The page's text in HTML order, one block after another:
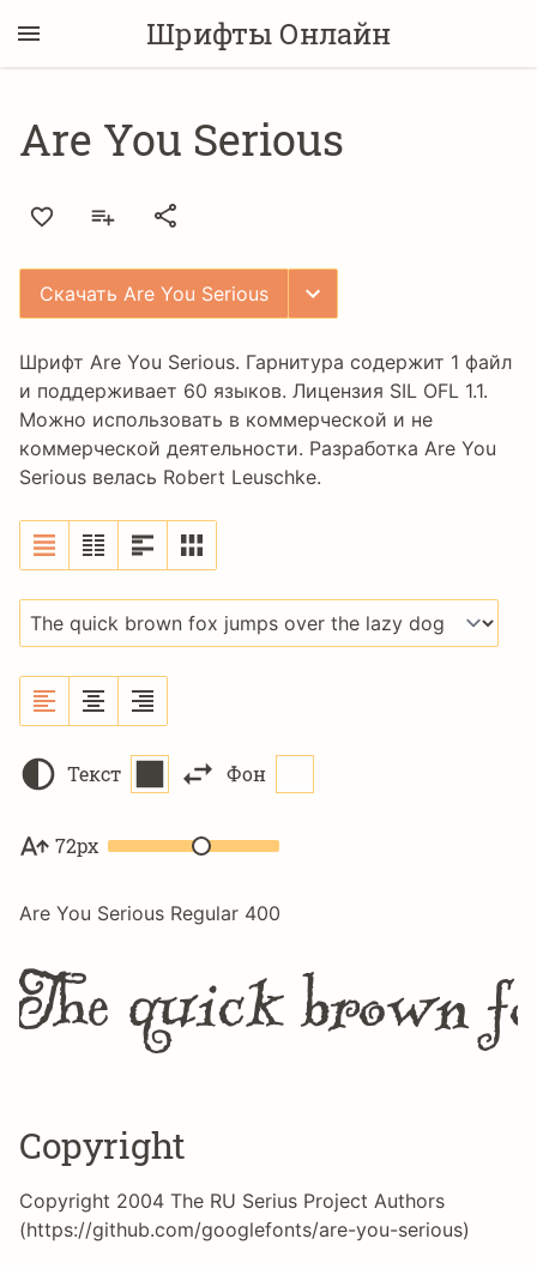
Шрифты Онлайн
Are You Serious
Скачать Are You Serious
Шрифт Are You Serious. Гарнитура содержит 1 файл
и поддерживает 60 языков. Лицензия SIL OFL 1.1.
Можно использовать в коммерческой и не
коммерческой деятельности. Разработка Are You
Serious велась Robert Leuschke.
Текст Фон
72px
Are You Serious Regular 400
The quick brown
Copyright
Copyright 2004 The RU Serius Project Authors
(https://github.com/googlefonts/are-you-serious)